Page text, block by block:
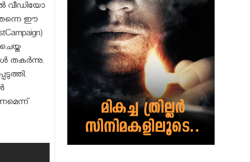
വീഡിയോ
തന്നെ ഈ
തകര്‍ന്നു.